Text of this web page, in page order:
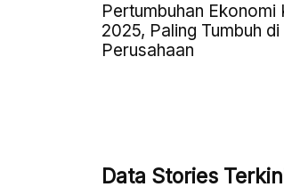
Pertumbuhan
2025, Paling Tumbuh
Perusahaan
Data Stories